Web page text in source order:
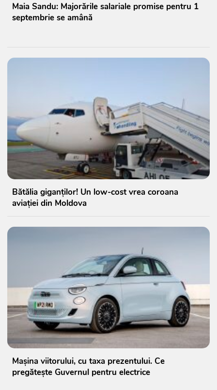
Maia Sandu: Majorările salariale promise pentru 1
septembrie se amână
Bătălia giganților! Un low-cost vrea coroana
aviației din Moldova
Mașina viitorului, cu taxa prezentului. Ce
pregătește Guvernul pentru electrice